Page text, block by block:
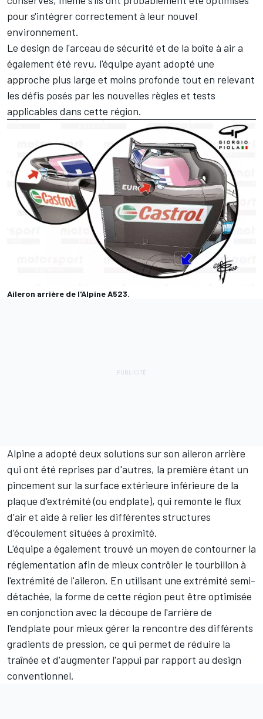
pour s'intégrer correctement à leur nouvel
environnement.
Le design de l'arceau de sécurité et de la boîte à air a
également été revu, l'équipe ayant adopté une
approche plus large et moins profonde tout en relevant
les défis posés par les nouvelles règles et tests
applicables dans cette région.
Aileron arrière de l'Alpine A523.
Alpine a adopté deux solutions sur son aileron arrière
qui ont été reprises par d'autres, la première étant un
pincement sur la surface extérieure inférieure de la
plaque d'extrémité (ou endplate), qui remonte le flux
d'air et aide à relier les différentes structures
d'écoulement situées à proximité.
L'équipe a également trouvé un moyen de contourner la
réglementation afin de mieux contrôler le tourbillon à
l'extrémité de l'aileron. En utilisant une extrémité semi-
détachée, la forme de cette région peut être optimisée
en conjonction avec la découpe de l'arrière de
l'endplate pour mieux gérer la rencontre des différents
gradients de pression, ce qui permet de réduire la
traînée et d'augmenter l'appui par rapport au design
conventionnel.